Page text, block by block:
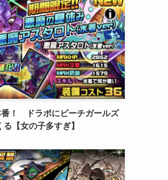
番！ ドラポにビーチガールズ
【女の子多すぎ】